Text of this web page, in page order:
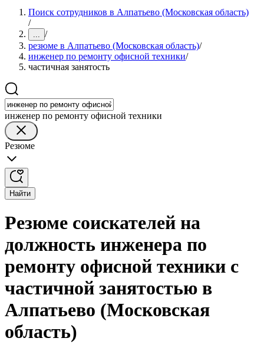
Поиск сотрудников в Алпатьево (Московская область)
/
... /
резюме в Алпатьево (Московская область)/
инженер по ремонту офисной техники/
частичная занятость
инженер по ремонту офисной техники
Резюме
Найти
Резюме соискателей на
должность инженера по
ремонту офисной техники с
частичной занятостью в
Алпатьево (Московская
область)